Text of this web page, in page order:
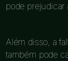
pode prejudicar
Além disso, a
também pode